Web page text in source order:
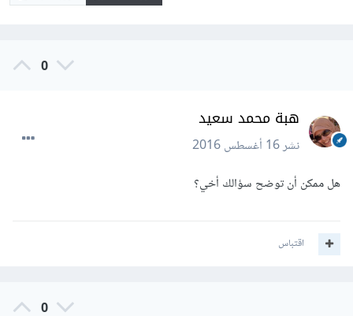
0
هبة محمد سعيد
نشر16 أغسطس 2016
هل ممكن أن توضح سؤالك أخي؟
اقتباس
0